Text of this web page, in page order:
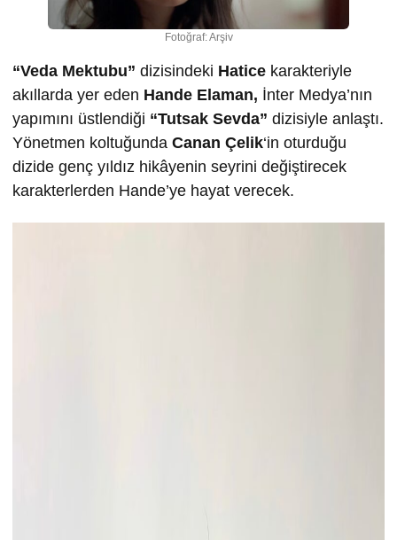
Fotoğraf: Arşiv
“Veda Mektubu” dizisindeki Hatice karakteriyle
akıllarda yer eden Hande Elaman, İnter Medya’nın
yapımını üstlendiği “Tutsak Sevda” dizisiyle anlaştı.
Yönetmen koltuğunda Canan Çelik‘in oturduğu
dizide genç yıldız hikâyenin seyrini değiştirecek
karakterlerden Hande’ye hayat verecek.